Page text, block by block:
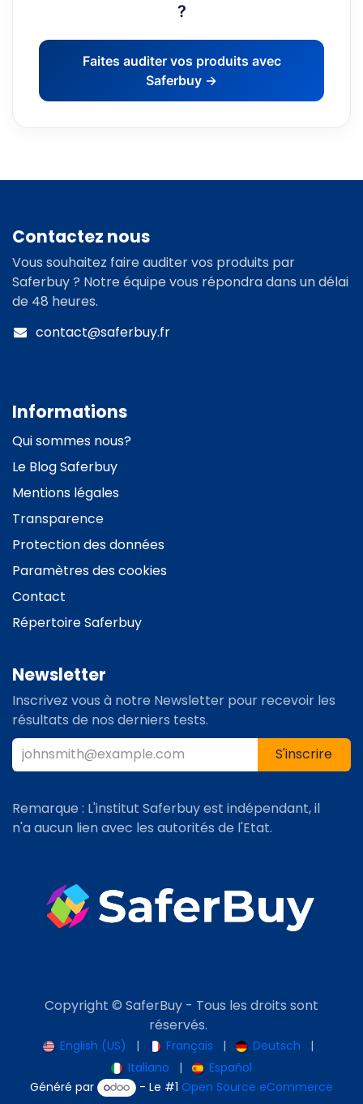
?
Faites auditer vos produits avec
Saferbuy →
Contactez nous
Vous souhaitez faire auditer vos produits par
Saferbuy ? Notre équipe vous répondra dans un délai
de 48 heures.
contact@saferbuy.fr
Informations
Qui sommes nous?
Le Blog Saferbuy
Mentions légales
Transparence
Protection des données
Paramètres des cookies
Contact
Répertoire Saferbuy
Newsletter
Inscrivez vous à notre Newsletter pour recevoir les
résultats de nos derniers tests.
S'inscrire​​
Remarque : L'institut Saferbuy est indépendant, il
n'a aucun lien avec les autorités de l'Etat.
Copyright © SaferBuy - Tous les droits sont
réservés.
English (US) | Français | Deutsch
|
Italiano
|
Español
Généré par
- Le #1 Open Source eCommerce